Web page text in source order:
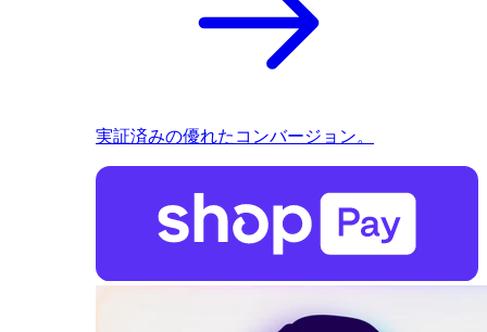
実証済みの優れたコンバージョン。